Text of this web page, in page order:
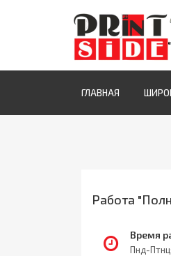
ГЛАВНАЯ
Работа
Время
Пнд-